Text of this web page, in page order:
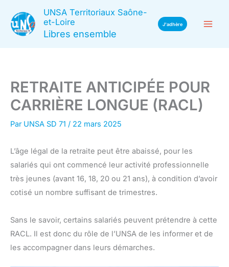
contenu
UNSA Territoriaux Saône-
et-Loire
Libres ensemble
J'adhère
RETRAITE ANTICIPÉE POUR
CARRIÈRE LONGUE (RACL)
Par UNSA SD 71 / 22 mars 2025
L’âge légal de la retraite peut être abaissé, pour les
salariés qui ont commencé leur activité professionnelle
très jeunes (avant 16, 18, 20 ou 21 ans), à condition d’avoir
cotisé un nombre suffisant de trimestres.
Sans le savoir, certains salariés peuvent prétendre à cette
RACL. Il est donc du rôle de l’UNSA de les informer et de
les accompagner dans leurs démarches.